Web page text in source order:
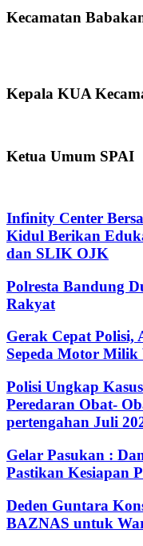
Kecamatan
Kepala KUA
Ketua Umum SPAI
Infinity Center
Kidul Berikan
dan SLIK OJK
Polresta Bandung
Rakyat
Gerak Cepat
Sepeda Motor Milik
Polisi Ungkap
Peredaran Obat-
pertengahan Juli
Gelar Pasukan :
Pastikan Kesiapan
Deden Guntara
BAZNAS untuk